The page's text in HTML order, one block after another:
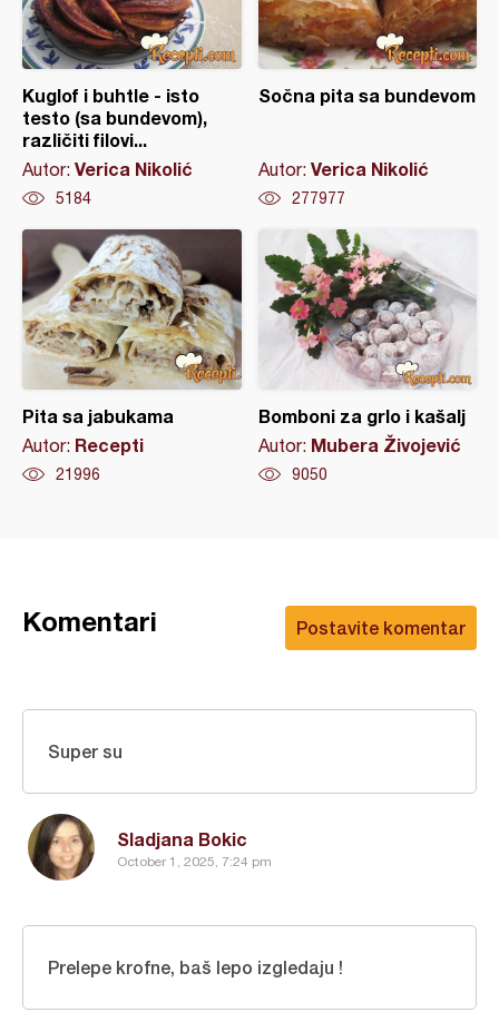
Kuglof i buhtle - isto
testo (sa bundevom),
različiti filovi...
Autor: Verica Nikolić
5184
Sočna pita sa bundevom
Autor: Verica Nikolić
277977
Pita sa jabukama
Autor: Recepti
21996
Bomboni za grlo i kašalj
Autor: Mubera Živojević
9050
Postavite komentar
Komentari
Sladjana Bokic
October 1, 2025, 7:24 pm
Super su
Prelepe krofne, baš lepo izgledaju !